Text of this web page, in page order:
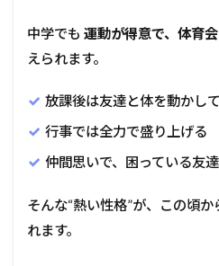
中学でも 運動が得意で、体育
えられます。
放課後は友達と体を動かし
行事では全力で盛り上げる
仲間思いで、困っている友
そんな“熱い性格”が、この頃
れます。